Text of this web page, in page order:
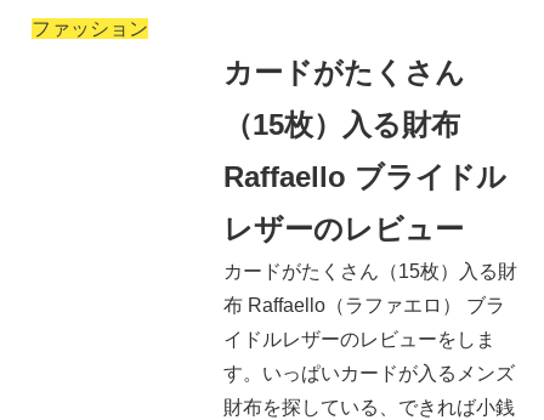
ファッション
カードがたくさん
（15枚）入る財布
Raffaello ブライドル
レザーのレビュー
カードがたくさん（15枚）入る財
布 Raffaello（ラファエロ） ブラ
イドルレザーのレビューをしま
す。いっぱいカードが入るメンズ
財布を探している、できれば小銭